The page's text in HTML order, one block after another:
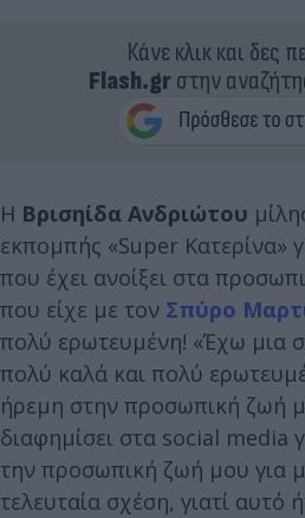
Κάνε κλικ και δες
Flash.grστην
Η Βρισηίδα Ανδριώτου
εκπομπής «Super Κατερίνα»
που έχει ανοίξει στα
που είχε με τον Σπύρο
πολύ ερωτευμένη! «Έχω μια
πολύ καλά και πολύ
ήρεμη στην προσωπική ζωή
διαφημίσει στα social media
την προσωπική ζωή μου για
τελευταία σχέση, γιατί